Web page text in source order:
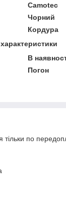
Camotec
Чорний
Кордура
В
Погон
тільки по